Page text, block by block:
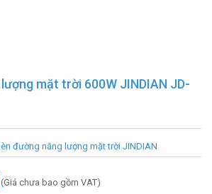
mặt trời 600W JINDIAN JD-
đường năng lượng mặt trời JINDIAN
(Giá chưa bao gồm VAT)